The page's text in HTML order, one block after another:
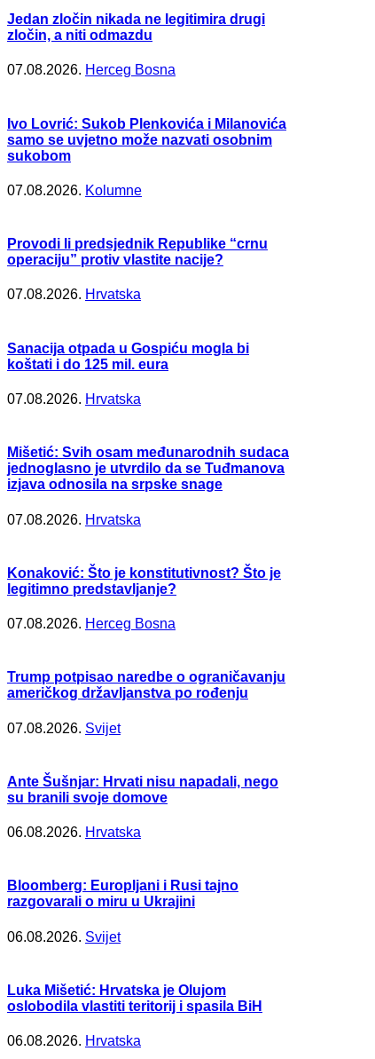
Jedan zločin nikada ne legitimira drugi
zločin, a niti odmazdu
07.08.2026. Herceg Bosna
Ivo Lovrić: Sukob Plenkovića i Milanovića
samo se uvjetno može nazvati osobnim
sukobom
07.08.2026. Kolumne
Provodi li predsjednik Republike “crnu
operaciju” protiv vlastite nacije?
07.08.2026. Hrvatska
Sanacija otpada u Gospiću mogla bi
koštati i do 125 mil. eura
07.08.2026. Hrvatska
Mišetić: Svih osam međunarodnih sudaca
jednoglasno je utvrdilo da se Tuđmanova
izjava odnosila na srpske snage
07.08.2026. Hrvatska
Konaković: Što je konstitutivnost? Što je
legitimno predstavljanje?
07.08.2026. Herceg Bosna
Trump potpisao naredbe o ograničavanju
američkog državljanstva po rođenju
07.08.2026. Svijet
Ante Šušnjar: Hrvati nisu napadali, nego
su branili svoje domove
06.08.2026. Hrvatska
Bloomberg: Europljani i Rusi tajno
razgovarali o miru u Ukrajini
06.08.2026. Svijet
Luka Mišetić: Hrvatska je Olujom
oslobodila vlastiti teritorij i spasila BiH
06.08.2026. Hrvatska